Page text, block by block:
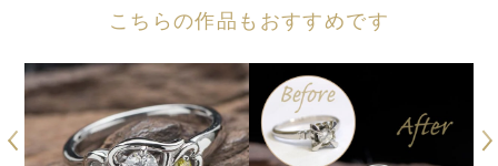
こちらの作品もおすすめです